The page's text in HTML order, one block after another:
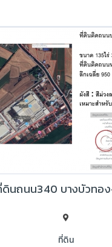
ดินถนน340 บางบัวทอ
ที่ดิน